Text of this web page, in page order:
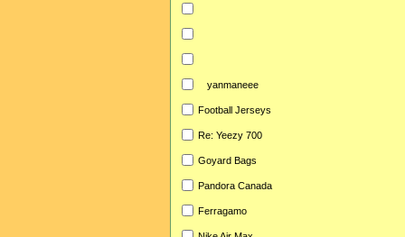
yanmaneee
Football Jerseys
Re: Yeezy 700
Goyard Bags
Pandora Canada
Ferragamo